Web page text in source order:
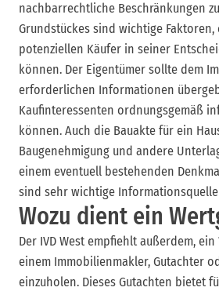
nachbarrechtliche Beschränkungen
Grundstückes sind wichtige Faktoren,
potenziellen Käufer in seiner
können. Der Eigentümer sollte dem
erforderlichen Informationen
Kaufinteressenten ordnungsgemäß
können. Auch die Bauakte für ein
Baugenehmigung und andere
einem eventuell bestehenden
sind sehr wichtige
Wozu dient ein
Der IVD West empfiehlt außerdem,
einem Immobilienmakler, Gutachter
einzuholen. Dieses Gutachten bietet